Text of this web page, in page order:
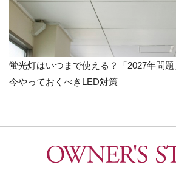
蛍光灯はいつまで使える？「2027年問
今やっておくべきLED対策